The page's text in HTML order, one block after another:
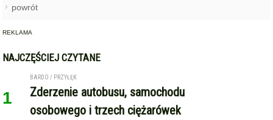
powrót
REKLAMA
NAJCZĘŚCIEJ CZYTANE
1
BARDO / PRZYŁĘK
Zderzenie autobusu, samochodu
osobowego i trzech ciężarówek